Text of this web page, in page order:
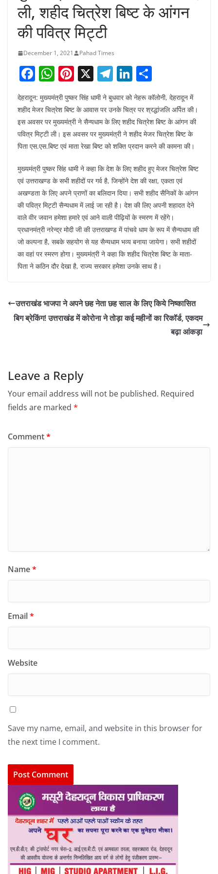
ली, शहीद चित्रेश बिष्ट के आंगन
की पवित्र मिट्टी
December 1, 2021 Pahad Times
F
c
e
b
o
o
k
W
h
at
s
A
p
p
Pi
nt
er
e
st
X T
e
gr
a
m
Li
n
k
e
dI
n
h
ar
e
देहरादून: मुख्यमंत्री पुष्कर सिंह धामी ने बुधवार को नेहरू कॉलोनी, देहरादून में
शहीद मेजर चित्रेश बिष्ट के आवास पर उनके चित्र पर श्रद्धांजलि अर्पित की।
इस अवसर पर मुख्यमंत्री ने सैन्यधाम के लिए शहीद चित्रेश बिष्ट के आंगन की
पवित्र मिट्टी ली। इस अवसर पर मुख्यमंत्री ने शहीद मेजर चित्रेश बिष्ट के
पिता एस.एस.बिष्ट एवं माता रेखा बिष्ट को शक्ति प्रदान करने की कामना की।
मुख्यमंत्री पुष्कर सिंह धामी ने कहा कि देश के लिए शहीद हुए मेजर चित्रेश बिष्ट
एवं उत्तराखण्ड के सभी शहीदों पर गर्व है, जिन्होंने देश की रक्षा, एकता एवं
अखण्डता के लिए अपने प्राणों का बलिदान दिया। सभी शहीद सैनिकों के आंगन
की पवित्र मिट्टी सैन्यधाम में लाई जा रही है। देश की लिए अपनी शहादत देने
वाले वीर जवान हमेशा हमारे एवं आने वाली पीढ़ियों के स्मरण में रहेंगे।
प्रधानमंत्री नरेन्द्र मोदी जी की उत्तराखण्ड में पांचवे धाम के रूप में सैन्यधाम की
जो कल्पना है, सबके सहयोग से यह सैन्यधाम भव्य बनाया जायेगा। सभी शहीदों
का वहां पर स्मरण होगा। मुख्यमंत्री ने कहा कि शहीद चित्रेश बिष्ट के माता-
पिता ने कठिन दौर देखा है, राज्य सरकार हमेशा उनके साथ है।
उत्तराखंड भाजपा ने अपने छह नेता छह साल के लिए किये निष्कासित
बिग ब्रेकिंग! उत्तराखंड में कोरोना ने तोड़ा कई महीनों का रिकॉर्ड, एकदम
बढ़ा आंकड़ा
Leave a Reply
Your email address will not be published. Required
fields are marked *
Comment*
Name*
Email*
Website
Save my name, email, and website in this browser for
the next time I comment.